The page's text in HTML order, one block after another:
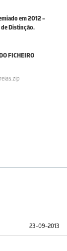
em 2012 -
Distinção.
FICHEIRO
23-09-2013